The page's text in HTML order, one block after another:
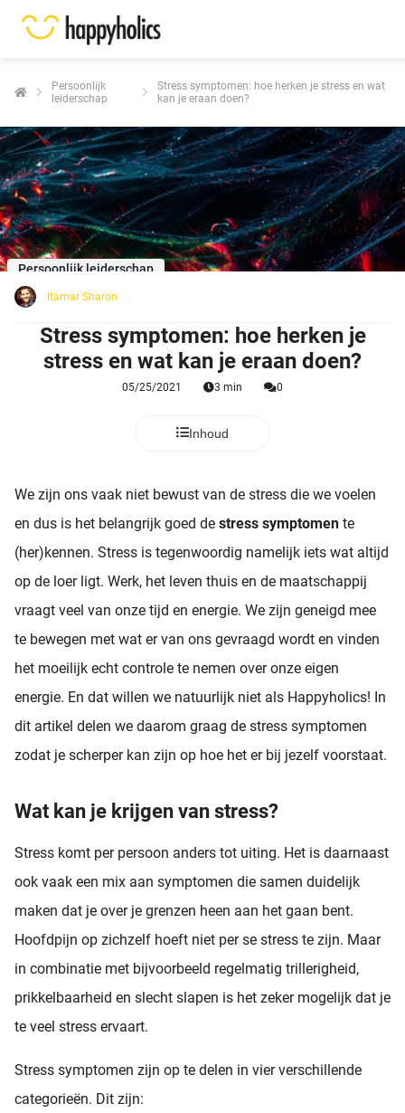
Persoonlijk
leiderschap
Stress symptomen: hoe herken je stress en wat
kan je eraan doen?
Persoonlijk leiderschap
Itamar Sharon
Stress symptomen: hoe herken je
stress en wat kan je eraan doen?
05/25/2021 3 min 0
Inhoud
We zijn ons vaak niet bewust van de stress die we voelen
en dus is het belangrijk goed de stress symptomen te
(her)kennen. Stress is tegenwoordig namelijk iets wat altijd
op de loer ligt. Werk, het leven thuis en de maatschappij
vraagt veel van onze tijd en energie. We zijn geneigd mee
te bewegen met wat er van ons gevraagd wordt en vinden
het moeilijk echt controle te nemen over onze eigen
energie. En dat willen we natuurlijk niet als Happyholics! In
dit artikel delen we daarom graag de stress symptomen
zodat je scherper kan zijn op hoe het er bij jezelf voorstaat.
Wat kan je krijgen van stress?
Stress komt per persoon anders tot uiting. Het is daarnaast
ook vaak een mix aan symptomen die samen duidelijk
maken dat je over je grenzen heen aan het gaan bent.
Hoofdpijn op zichzelf hoeft niet per se stress te zijn. Maar
in combinatie met bijvoorbeeld regelmatig trillerigheid,
prikkelbaarheid en slecht slapen is het zeker mogelijk dat je
te veel stress ervaart.
Stress symptomen zijn op te delen in vier verschillende
categorieën. Dit zijn: